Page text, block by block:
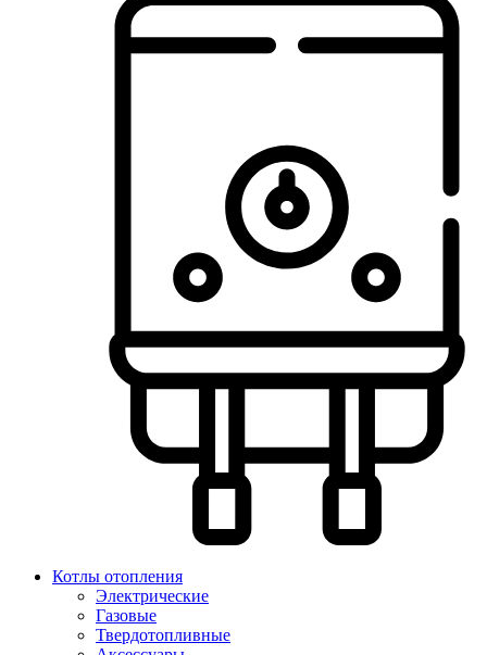
Котлы отопления
Электрические
Газовые
Твердотопливные